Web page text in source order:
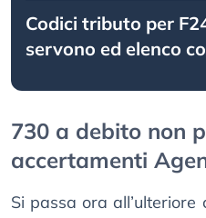
Codici tributo per
servono ed elenco
730 a debito non
accertamenti
Si passa ora